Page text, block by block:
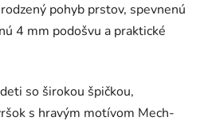
pohyb prstov, spevnenú
4 mm podošvu a praktické
so širokou špičkou,
s hravým motívom Mech-